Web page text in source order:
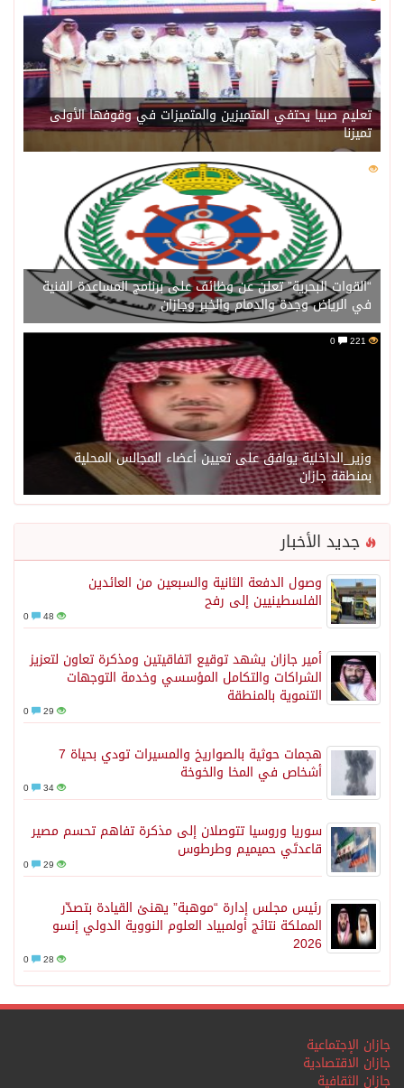
تعليم صبيا يحتفي المتميزين والمتميزات في وقوفها الأولى
تميزنا
221
“القوات البحرية” تعلن عن وظائف على برنامج المساعدة الفنية
في الرياض وجدة والدمام والخبر وجازان
221
وزير_الداخلية يوافق على تعيين أعضاء المجالس المحلية
بمنطقة جازان
جديد الأخبار
وصول الدفعة الثانية والسبعين من العائدين
الفلسطينيين إلى رفح
48
أمير جازان يشهد توقيع اتفاقيتين ومذكرة تعاون لتعزيز
الشراكات والتكامل المؤسسي وخدمة التوجهات
التنموية بالمنطقة
29
هجمات حوثية بالصواريخ والمسيرات تودي بحياة 7
أشخاص في المخا والخوخة
34
سوريا وروسيا تتوصلان إلى مذكرة تفاهم تحسم مصير
قاعدتَي حميميم وطرطوس
29
رئيس مجلس إدارة “موهبة” يهنئ القيادة بتصدّر
المملكة نتائج أولمبياد العلوم النووية الدولي إنسو
2026
28
جازان الإجتماعية
جازان الاقتصادية
جازان الثقافية